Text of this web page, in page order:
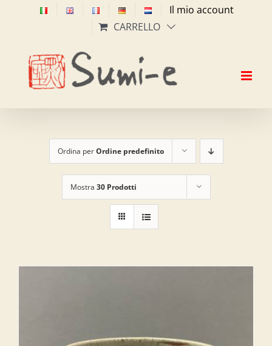
Il mio account
CARRELLO
Ordina perOrdine predefinito
Mostra 30 Prodotti